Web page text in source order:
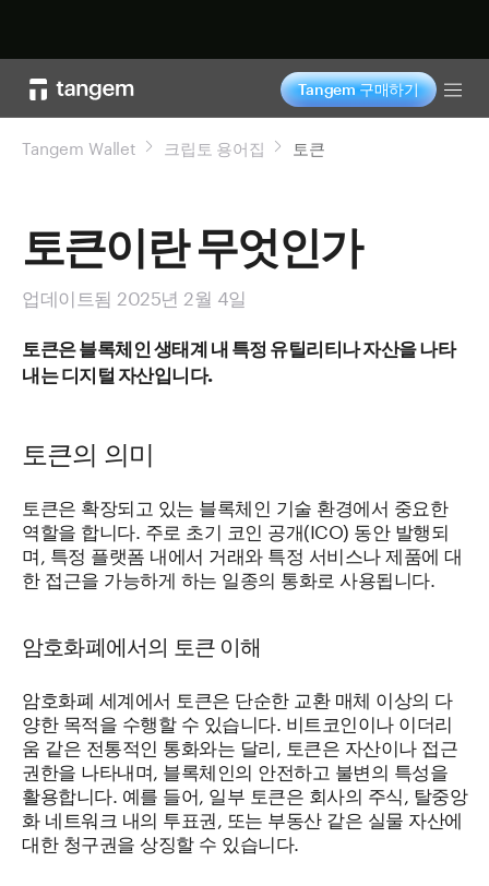
Tangem 구매하기
Tangem Wallet 크립토 용어집 토큰
토큰이란 무엇인가
업데이트됨 2025년 2월 4일
토큰은 블록체인 생태계 내 특정 유틸리티나 자산을 나타
내는 디지털 자산입니다.
토큰의 의미
토큰은 확장되고 있는 블록체인 기술 환경에서 중요한
역할을 합니다. 주로 초기 코인 공개(ICO) 동안 발행되
며, 특정 플랫폼 내에서 거래와 특정 서비스나 제품에 대
한 접근을 가능하게 하는 일종의 통화로 사용됩니다.
암호화폐에서의 토큰 이해
암호화폐 세계에서 토큰은 단순한 교환 매체 이상의 다
양한 목적을 수행할 수 있습니다. 비트코인이나 이더리
움 같은 전통적인 통화와는 달리, 토큰은 자산이나 접근
권한을 나타내며, 블록체인의 안전하고 불변의 특성을
활용합니다. 예를 들어, 일부 토큰은 회사의 주식, 탈중앙
화 네트워크 내의 투표권, 또는 부동산 같은 실물 자산에
대한 청구권을 상징할 수 있습니다.